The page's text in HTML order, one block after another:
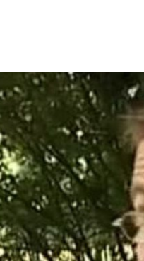
de lettres de